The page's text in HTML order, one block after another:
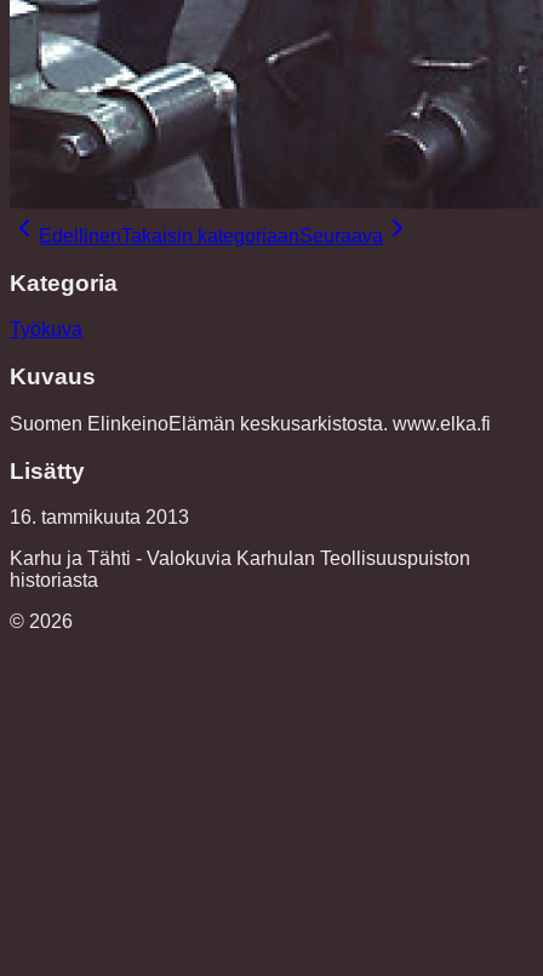
EdellinenTakaisin kategoriaanSeuraava
Kategoria
Työkuva
Kuvaus
Suomen ElinkeinoElämän keskusarkistosta. www.elka.fi
Lisätty
16. tammikuuta 2013
Karhu ja Tähti - Valokuvia Karhulan Teollisuuspuiston
historiasta
© 2026